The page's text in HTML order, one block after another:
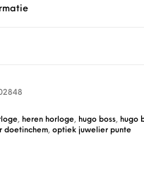
, heren horloge, hugo boss, hugo
doetinchem, optiek juwelier punte